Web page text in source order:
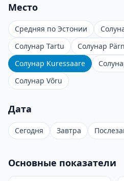
Место
Средняя по Эстонии
Солунар Tartu
Солунар
Солунар Kuressaare
Солунар Võru
Дата
Сегодня Завтра
Основные показатели